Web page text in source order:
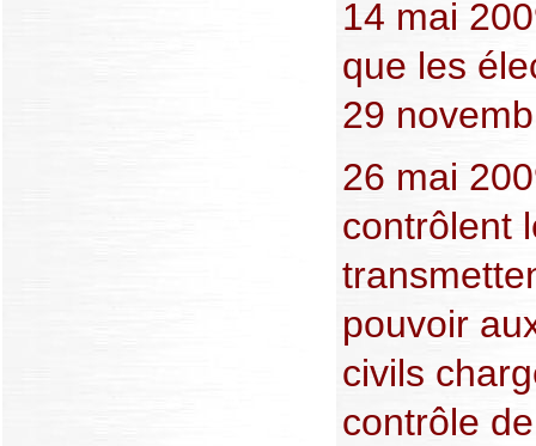
14 mai
que les
29
26 mai
contrôlent
pouvoir
civils
contrôle